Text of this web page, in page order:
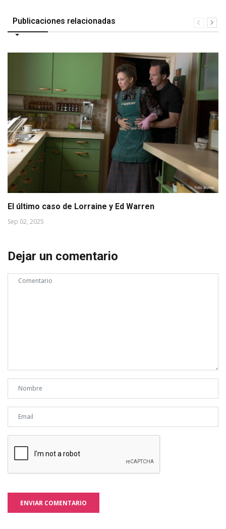
Publicaciones relacionadas
El último caso de Lorraine y Ed Warren
Sep 02, 2025
Dejar un comentario
ENVIAR COMENTARIO